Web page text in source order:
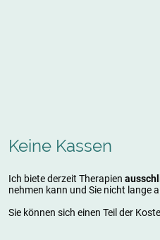
Keine Kassen
Ich biete derzeit Therapien
nehmen kann und Sie nicht lange
Sie können sich einen Teil der